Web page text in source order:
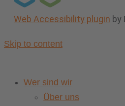
Web Accessibility plugin by
Skip to content
Wer sind wir
Über uns